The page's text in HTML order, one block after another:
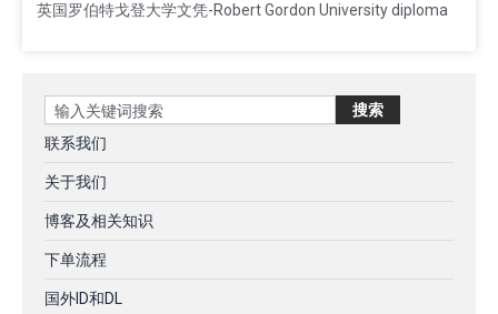
英国罗伯特戈登大学文凭-Robert Gordon University diploma
Search 搜索
联系我们
关于我们
博客及相关知识
下单流程
国外ID和DL